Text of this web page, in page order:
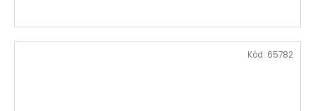
Kód: 65782